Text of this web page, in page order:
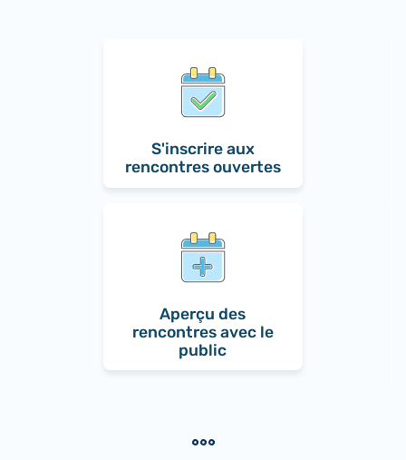
S'inscrire aux
rencontres ouvertes
Aperçu des
rencontres avec le
public